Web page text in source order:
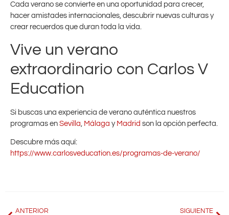
Cada verano se convierte en una oportunidad para crecer,
hacer amistades internacionales, descubrir nuevas culturas y
crear recuerdos que duran toda la vida.
Vive un verano
extraordinario con Carlos V
Education
Si buscas una experiencia de verano auténtica nuestros
programas en Sevilla Málaga y Madrid son la opción perfecta.
Descubre más aquí:
https://www.carlosveducation.es/programas-de-verano/
ANTERIOR SIGUIENTE